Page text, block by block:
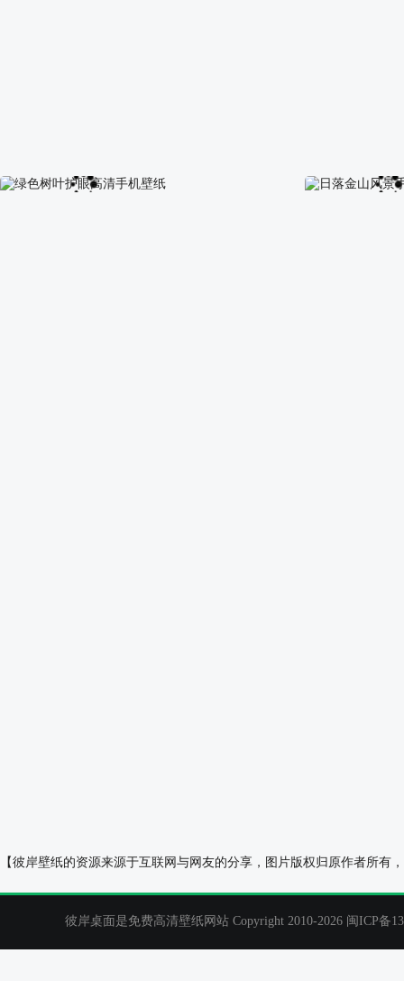
森林里的大雪 雪景 手机 壁纸 山 鲜花 星空
【彼岸壁纸的资源来源于互联网与网友的分享，图片版权归原作者所
彼岸桌面是免费高清壁纸网站 Copyright 2010-2026 闽ICP备